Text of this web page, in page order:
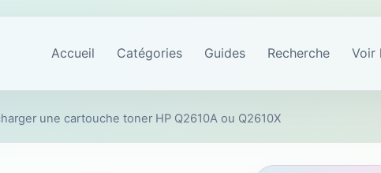
Accueil Catégories Guides Recherche Voir
une cartouche toner HP Q2610A ou Q2610X